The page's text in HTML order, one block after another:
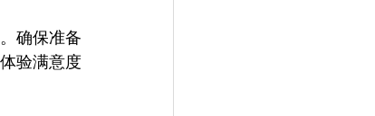
确保准备
验满意度